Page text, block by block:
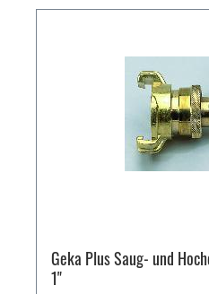
Geka Plus Saug- und
1"